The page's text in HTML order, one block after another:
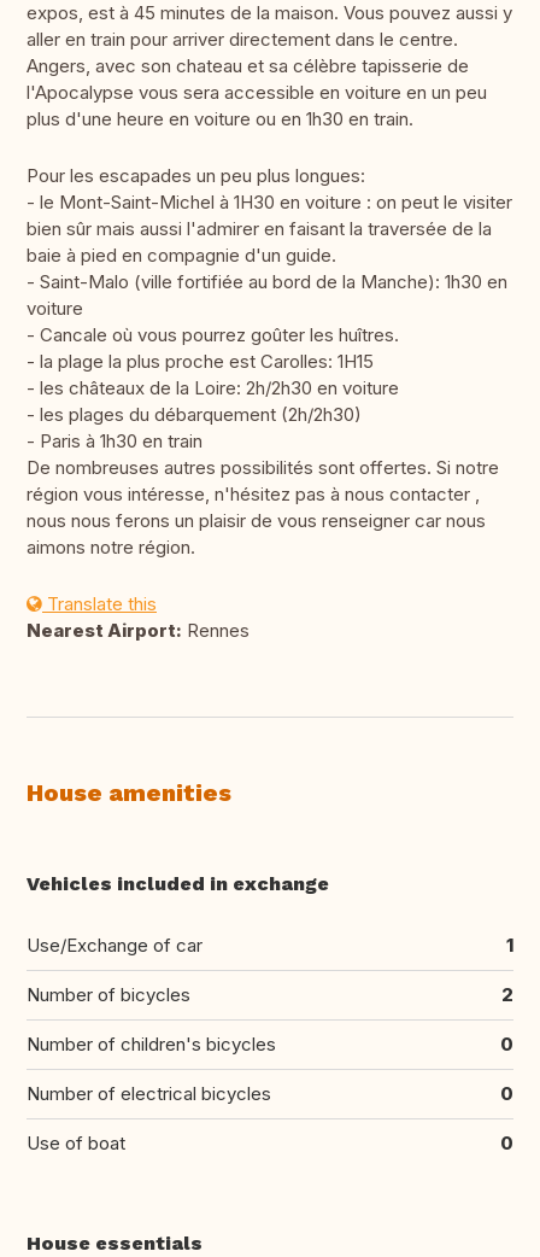
expos, est à 45 minutes de la maison. Vous pouvez aussi y
aller en train pour arriver directement dans le centre.
Angers, avec son chateau et sa célèbre tapisserie de
l'Apocalypse vous sera accessible en voiture en un peu
plus d'une heure en voiture ou en 1h30 en train.
Pour les escapades un peu plus longues:
- le Mont-Saint-Michel à 1H30 en voiture : on peut le visiter
bien sûr mais aussi l'admirer en faisant la traversée de la
baie à pied en compagnie d'un guide.
- Saint-Malo (ville fortifiée au bord de la Manche): 1h30 en
voiture
- Cancale où vous pourrez goûter les huîtres.
- la plage la plus proche est Carolles: 1H15
- les châteaux de la Loire: 2h/2h30 en voiture
- les plages du débarquement (2h/2h30)
- Paris à 1h30 en train
De nombreuses autres possibilités sont offertes. Si notre
région vous intéresse, n'hésitez pas à nous contacter ,
nous nous ferons un plaisir de vous renseigner car nous
aimons notre région.
Translate this
Nearest Airport: Rennes
House amenities
Vehicles included in exchange
Use/Exchange of car 1
Number of bicycles 2
Number of children's bicycles 0
Number of electrical bicycles 0
Use of boat 0
House essentials